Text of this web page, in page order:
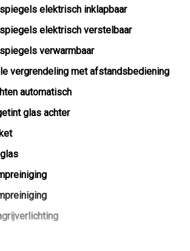
elektrisch inklapbaar
elektrisch verstelbaar
verwarmbaar
vergrendeling met afstandsbediening
automatisch
glas achter